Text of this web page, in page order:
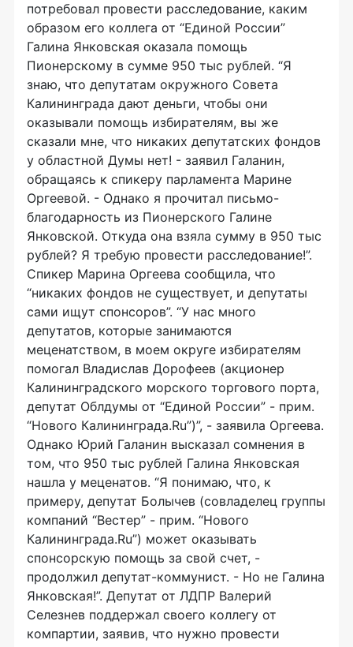
потребовал провести расследование, каким
образом его коллега от “Единой России”
Галина Янковская оказала помощь
Пионерскому в сумме 950 тыс рублей. “Я
знаю, что депутатам окружного Совета
Калининграда дают деньги, чтобы они
оказывали помощь избирателям, вы же
сказали мне, что никаких депутатских фондов
у областной Думы нет! - заявил Галанин,
обращаясь к спикеру парламента Марине
Оргеевой. - Однако я прочитал письмо-
благодарность из Пионерского Галине
Янковской. Откуда она взяла сумму в 950 тыс
рублей? Я требую провести расследование!”.
Спикер Марина Оргеева сообщила, что
“никаких фондов не существует, и депутаты
сами ищут спонсоров”. “У нас много
депутатов, которые занимаются
меценатством, в моем округе избирателям
помогал Владислав Дорофеев (акционер
Калининградского морского торгового порта,
депутат Облдумы от “Единой России” - прим.
“Нового Калининграда.Ru”)”, - заявила Оргеева.
Однако Юрий Галанин высказал сомнения в
том, что 950 тыс рублей Галина Янковская
нашла у меценатов. “Я понимаю, что, к
примеру, депутат Болычев (совладелец группы
компаний “Вестер” - прим. “Нового
Калининграда.Ru”) может оказывать
спонсорскую помощь за свой счет, -
продолжил депутат-коммунист. - Но не Галина
Янковская!”. Депутат от ЛДПР Валерий
Селезнев поддержал своего коллегу от
компартии, заявив, что нужно провести